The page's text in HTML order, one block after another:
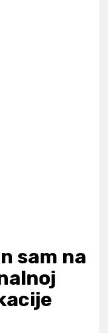
sam na